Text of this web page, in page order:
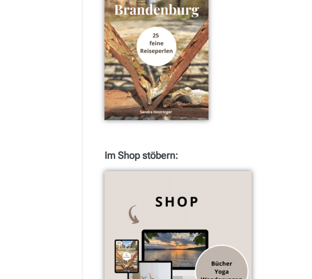
Im Shop stöbern: